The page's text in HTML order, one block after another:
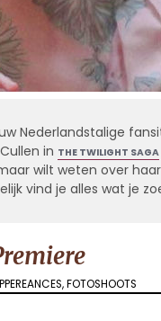
Nederlandstalige
in THE TWILIGHT SAGA
wilt weten over
vind je alles wat je
,FOTOSHOOTS